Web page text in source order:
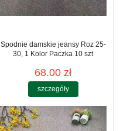
Spodnie damskie jeansy Roz 25-
30, 1 Kolor Paczka 10 szt
68.00 zł
szczegóły